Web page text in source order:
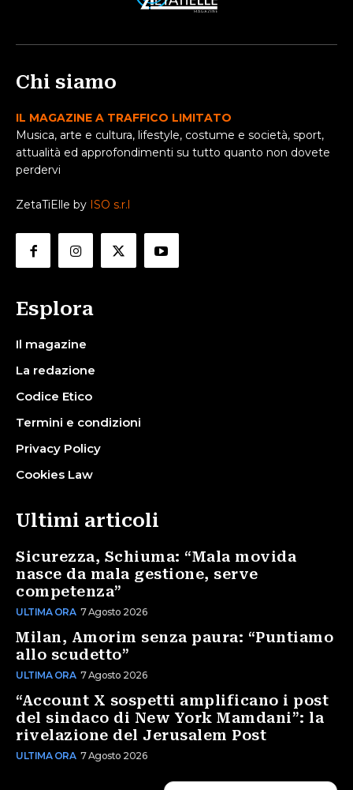
Chi siamo
IL MAGAZINE A TRAFFICO LIMITATO
Musica, arte e cultura, lifestyle, costume e società, sport,
attualità ed approfondimenti su tutto quanto non dovete
perdervi
ZetaTiElle by ISO s.r.l
Esplora
Il magazine
La redazione
Codice Etico
Termini e condizioni
Privacy Policy
Cookies Law
Ultimi articoli
Sicurezza, Schiuma: “Mala movida
nasce da mala gestione, serve
competenza”
ULTIMA ORA 7 Agosto 2026
Milan, Amorim senza paura: “Puntiamo
allo scudetto”
ULTIMA ORA 7 Agosto 2026
“Account X sospetti amplificano i post
del sindaco di New York Mamdani”: la
rivelazione del Jerusalem Post
ULTIMA ORA 7 Agosto 2026